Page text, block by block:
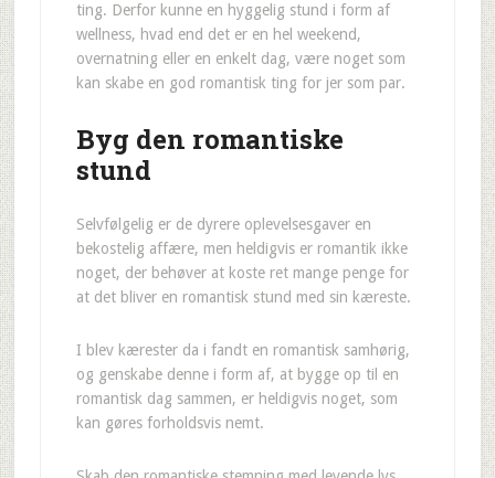
ting. Derfor kunne en hyggelig stund i form af
wellness, hvad end det er en hel weekend,
overnatning eller en enkelt dag, være noget som
kan skabe en god romantisk ting for jer som par.
Byg den romantiske
stund
Selvfølgelig er de dyrere oplevelsesgaver en
bekostelig affære, men heldigvis er romantik ikke
noget, der behøver at koste ret mange penge for
at det bliver en romantisk stund med sin kæreste.
I blev kærester da i fandt en romantisk samhørig,
og genskabe denne i form af, at bygge op til en
romantisk dag sammen, er heldigvis noget, som
kan gøres forholdsvis nemt.